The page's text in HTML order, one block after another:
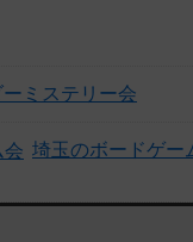
ミステリー会
埼玉のボードゲー